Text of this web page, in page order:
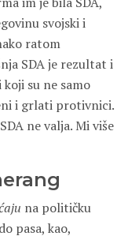
svojski i
ratom
SDA je rezultat i
su ne samo
i grlati protivnici.
ne valja. Mi više
na političku
pasa, kao,